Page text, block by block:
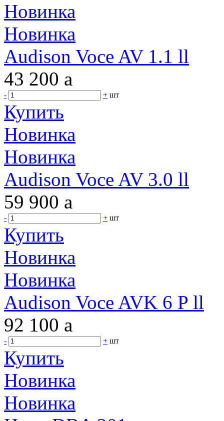
Новинка
Новинка
Audison Voce AV 1.1 ll
43 200 a
- + шт
Купить
Новинка
Новинка
Audison Voce AV 3.0 ll
59 900 a
- + шт
Купить
Новинка
Новинка
Audison Voce AVK 6 P ll
92 100 a
- + шт
Купить
Новинка
Новинка